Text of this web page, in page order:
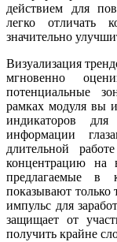
действием для
легко отличать
значительно
Визуализация
мгновенно
потенциальные
рамках модуля вы
индикаторов для
информации
длительной
концентрацию на
предлагаемые в
показывают
импульс для
защищает от
получить крайне